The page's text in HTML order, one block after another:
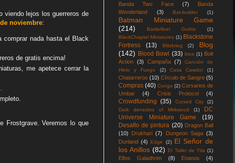
viendo lejos los guerreros de
noviembre:
comprar nada hasta el Black
de gratis encima!
me apetece cerrar la
Frostgrave. Veremos lo que
Banda Two Face
(7)
Banda
Wonderland
(3) Bat-builder (1)
Batman Miniature Game
(214)
Battlefleet Gothic
(1)
BlackChaptel Miniatures (1) Blackstone
Fortress
(13) Blitzkrieg (2)
Blog
(142) Blood Bowl (33) blos (1) Bolt
Action (3) Campaña (7)
Canción de
Hielo y Fuego
(2) Casa Cawdor (1)
Chatarreros (10) Círculo de Sangre (5)
Compras (40) Congo (2) Corsarios de
Umbar
(4) Crisis Protocol (4)
Crowdfunding (35) Cursed City
(2)
Dark denezins of Mirkwood
(1)
DC
Universe Miniature Game
(19)
Desafío de pintura (20) Dragon Ball
(10)
Drukhari (7) Dungeon Saga (3)
Dunland (4) Edge (2) El Señor de
los Anillos (82) El Taller de Yila (1)
Elfos Galadhrim (8) Enanos (4)